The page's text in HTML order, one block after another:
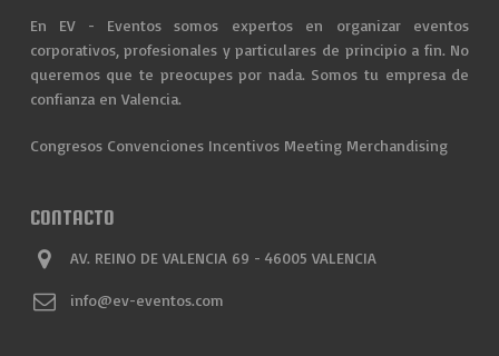
En EV - Eventos somos expertos en organizar eventos
corporativos, profesionales y particulares de principio a fin. No
queremos que te preocupes por nada. Somos tu empresa de
confianza en Valencia.
Congresos Convenciones Incentivos Meeting Merchandising
CONTACTO
AV. REINO DE VALENCIA 69 - 46005 VALENCIA
info@ev-eventos.com